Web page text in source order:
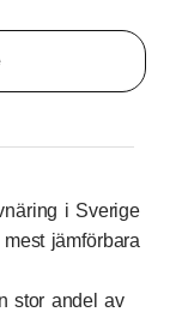
i Sverige
jämförbara
stor andel av